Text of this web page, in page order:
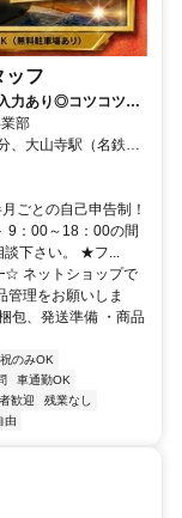
ッフ
力あり◎コツコツ作
部
、大山寺駅（名鉄犬
歩約32分
ごとの自己申告制！
9：00～18：00の間
談下さい。 ★フ...
ネットショップで
管理をお願いしま
包、発送準備 ・商品
のみOK
車通勤OK
歓迎
残業なし
由